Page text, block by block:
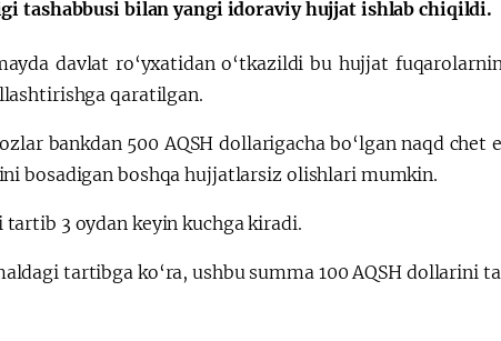
tashabbusi bilan yangi idoraviy hujjat ishlab chiqildi.
davlat ro‘yxatidan o‘tkazildi bu hujjat
qaratilgan.
bankdan 500 AQSH dollarigacha bo‘lgan naqd
bosadigan boshqa hujjatlarsiz olishlari mumkin.
tartib 3 oydan keyin kuchga kiradi.
tartibga ko‘ra, ushbu summa 100 AQSH dollarini